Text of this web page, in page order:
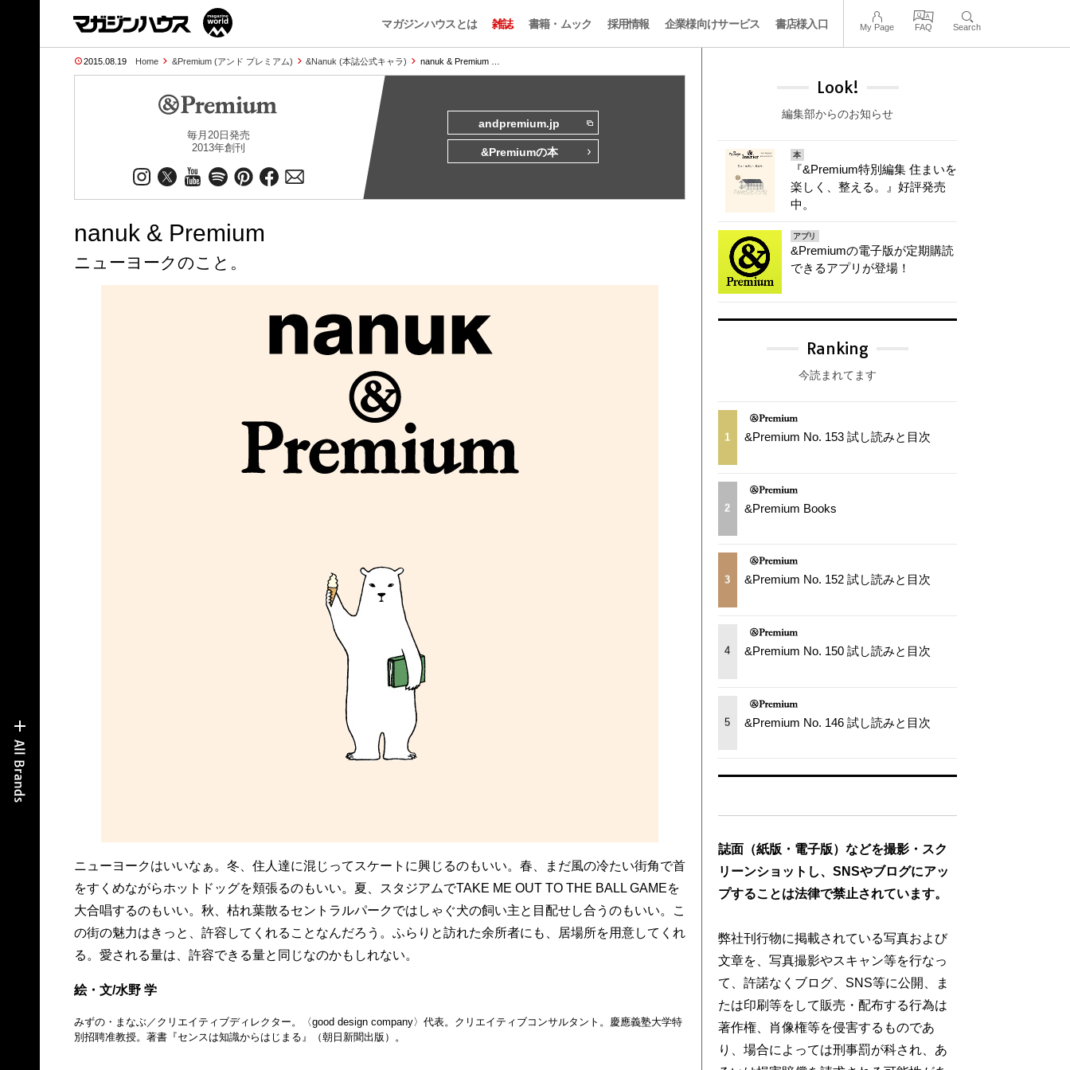
マガジンハウスとは 雑誌 書籍・ムック 採用情報 企業様向けサービス 書店様入口 My Page FAQ Search
2015.08.19 Home &Premium (アンド プレミアム) &Nanuk (本誌公式キャラ) nanuk & Premium …
毎月20日発売
2013年創刊
andpremium.jp
&Premiumの本
nanuk & Premium
ニューヨークのこと。
ニューヨークはいいなぁ。冬、住人達に混じってスケートに興じるのもいい。春、まだ風の冷たい街角で首
をすくめながらホットドッグを頬張るのもいい。夏、スタジアムでTAKE ME OUT TO THE BALL GAMEを
大合唱するのもいい。秋、枯れ葉散るセントラルパークではしゃぐ犬の飼い主と目配せし合うのもいい。こ
の街の魅力はきっと、許容してくれることなんだろう。ふらりと訪れた余所者にも、居場所を用意してくれ
る。愛される量は、許容できる量と同じなのかもしれない。
絵・文/水野 学
みずの・まなぶ／クリエイティブディレクター。〈good design company〉代表。クリエイティブコンサルタント。慶應義塾大学特
別招聘准教授。著書『センスは知識からはじまる』（朝日新聞出版）。
Look!
編集部からのお知らせ
本
『&Premium特別編集 住まいを
楽しく、整える。』好評発売
中。
アプリ
&Premiumの電子版が定期購読
できるアプリが登場！
Ranking
今読まれてます
1 &Premium No. 153 試し読みと目次
2 &Premium Books
3 &Premium No. 152 試し読みと目次
4 &Premium No. 150 試し読みと目次
5 &Premium No. 146 試し読みと目次
誌面（紙版・電子版）などを撮影・スク
リーンショットし、SNSやブログにアッ
プすることは法律で禁止されています。
弊社刊行物に掲載されている写真および
文章を、写真撮影やスキャン等を行なっ
て、許諾なくブログ、SNS等に公開、ま
たは印刷等をして販売・配布する行為は
著作権、肖像権等を侵害するものであ
り、場合によっては刑事罰が科され、あ